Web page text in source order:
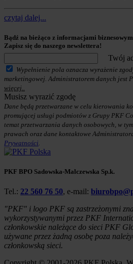
czytaj dalej...
Bądź na bieżąco z informacjami
Zapisz się do naszego newslettera!
Twój
Wypełnienie pola oznacza wyrażenie
marketingowej. Administratorem danych jest
więcej..
Musisz wyrazić zgodę
Dane będą przetwarzane w celu kierowania
promującej usługi podmiotów z Grupy PKF
temat przetwarzania danych osobowych, w
prawach oraz dane kontaktowe
Prywatności
PKF BPO Sadowska-Malczewska Sp.k.
Tel.: 22 560 76 50, e-mail:
"PKF" i logo PKF są zastrzeżonymi
wykorzystywanymi przez PKF
członkowskie należące do sieci PKF
używane przez żadną osobę poza
członkowską sieci.